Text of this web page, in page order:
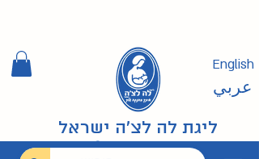
ליגת לה לצ'ה ישראל
English
عربي